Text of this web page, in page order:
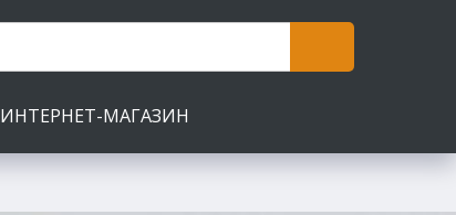
ИНТЕРНЕТ-МАГАЗИН